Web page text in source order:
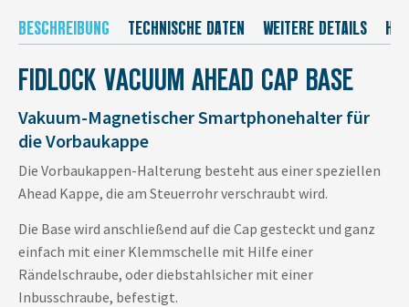
BESCHREIBUNG TECHNISCHE DATEN WEITERE DETAILS
FIDLOCK VACUUM AHEAD CAP BASE
Vakuum-Magnetischer Smartphonehalter für
die Vorbaukappe
Die Vorbaukappen-Halterung besteht aus einer speziellen
Ahead Kappe, die am Steuerrohr verschraubt wird.
Die Base wird anschließend auf die Cap gesteckt und ganz
einfach mit einer Klemmschelle mit Hilfe einer
Rändelschraube, oder diebstahlsicher mit einer
Inbusschraube, befestigt.